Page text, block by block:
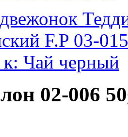
F.P 03-
к: Чай черный
02-006